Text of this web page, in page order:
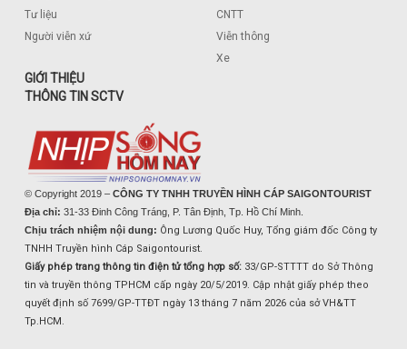
Tư liệu
Người viễn xứ
CNTT
Viễn thông
Xe
GIỚI THIỆU
THÔNG TIN SCTV
© Copyright 2019 – CÔNG TY TNHH TRUYỀN HÌNH CÁP SAIGONTOURIST
Địa chỉ: 31-33 Đinh Công Tráng, P. Tân Định, Tp. Hồ Chí Minh.
Chịu trách nhiệm nội dung: Ông Lương Quốc Huy, Tổng giám đốc Công ty
TNHH Truyền hình Cáp Saigontourist.
Giấy phép trang thông tin điện tử tổng hợp số: 33/GP-STTTT do Sở Thông
tin và truyền thông TPHCM cấp ngày 20/5/2019. Cập nhật giấy phép theo
quyết định số 7699/GP-TTĐT ngày 13 tháng 7 năm 2026 của sở VH&TT
Tp.HCM.